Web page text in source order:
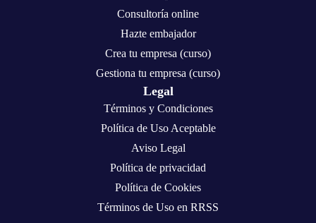
Consultoría online
Hazte embajador
Crea tu empresa (curso)
Gestiona tu empresa (curso)
Legal
Términos y Condiciones
Política de Uso Aceptable
Aviso Legal
Política de privacidad
Política de Cookies
Términos de Uso en RRSS